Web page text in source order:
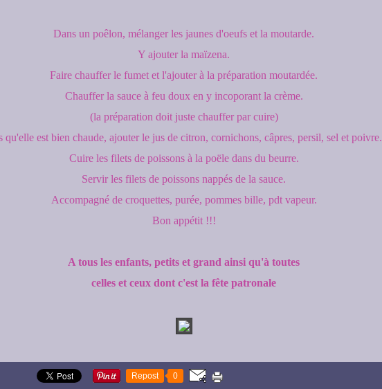
Dans un poêlon, mélanger les jaunes d'oeufs et la moutarde.
Y ajouter la maïzena.
Faire chauffer le fumet et l'ajouter à la préparation moutardée.
Chauffer la sauce à feu doux en y incoporant la crème.
(la préparation doit juste chauffer par cuire)
qu'elle est bien chaude, ajouter le jus de citron, cornichons, câpres, persil, sel et poivre.
Cuire les filets de poissons à la poële dans du beurre.
Servir les filets de poissons nappés de la sauce.
Accompagné de croquettes, purée, pommes bille, pdt vapeur.
Bon appétit !!!
A tous les enfants, petits et grand ainsi qu'à toutes
celles et ceux dont c'est la fête patronale
Repost 0